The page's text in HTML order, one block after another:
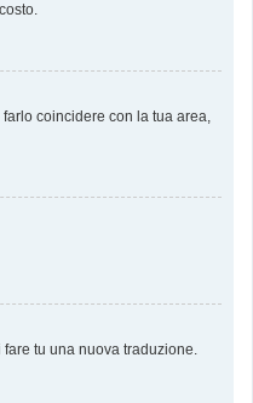
coincidere con la tua area,
tu una nuova traduzione.